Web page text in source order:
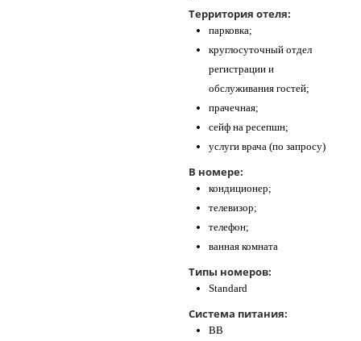
Территория отеля:
парковка;
круглосуточный отдел
регистрации и
обслуживания гостей;
прачечная;
сейф на ресепшн;
услуги врача (по запросу)
В номере:
кондиционер;
телевизор;
телефон;
ванная комната
Типы номеров:
Standard
Система питания:
BB